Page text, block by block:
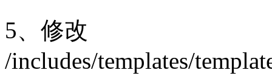
5、修改
/includes/templates/